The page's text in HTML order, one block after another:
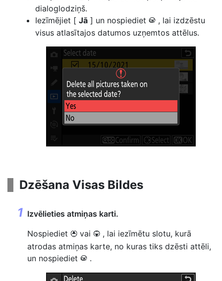
dialoglodziņš.
Iezīmējiet [ Jā ] un nospiediet J , lai izdzēstu
visus atlasītajos datumos uzņemtos attēlus.
Dzēšana Visas Bildes
Izvēlieties atmiņas karti.
Nospiediet 1 vai 3 , lai iezīmētu slotu, kurā
atrodas atmiņas karte, no kuras tiks dzēsti attēli,
un nospiediet J .